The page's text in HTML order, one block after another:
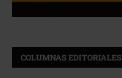
COLUMNAS EDITORIALES